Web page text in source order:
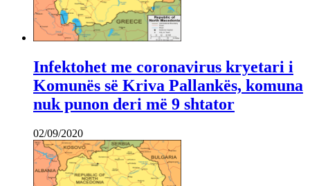
Infektohet me coronavirus kryetari i
Komunës së Kriva Pallankës, komuna
nuk punon deri më 9 shtator
02/09/2020